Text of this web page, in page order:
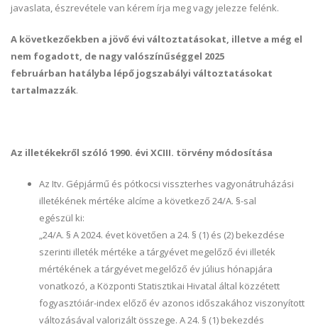
javaslata, észrevétele van kérem írja meg vagy jelezze felénk.
A következőekben a jövő évi változtatásokat, illetve a még el
nem fogadott, de nagy valószínűséggel 2025
februárban hatályba lépő jogszabályi változtatásokat
tartalmazzák.
Az illetékekről szóló 1990. évi XCIII. törvény módosítása
Az Itv. Gépjármű és pótkocsi visszterhes vagyonátruházási
illetékének mértéke alcíme a következő 24/A. §-sal
egészül ki:
„24/A. § A 2024. évet követően a 24. § (1) és (2) bekezdése
szerinti illeték mértéke a tárgyévet megelőző évi illeték
mértékének a tárgyévet megelőző év július hónapjára
vonatkozó, a Központi Statisztikai Hivatal által közzétett
fogyasztóiár-index előző év azonos időszakához viszonyított
változásával valorizált összege. A 24. § (1) bekezdés